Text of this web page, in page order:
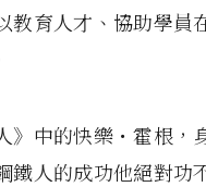
教育人才、協助學員
中的快樂・霍根，
鐵人的成功他絕對功